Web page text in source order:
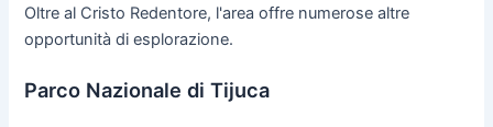
Oltre al Cristo Redentore, l'area offre numerose altre
opportunità di esplorazione.
Parco Nazionale di Tijuca